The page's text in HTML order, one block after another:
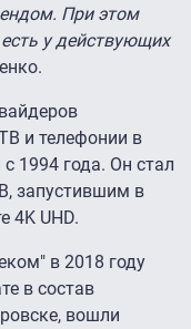
При этом
у действующих
и телефонии в
1994 года. Он стал
запустившим в
4K UHD.
в 2018 году
в состав
вошли